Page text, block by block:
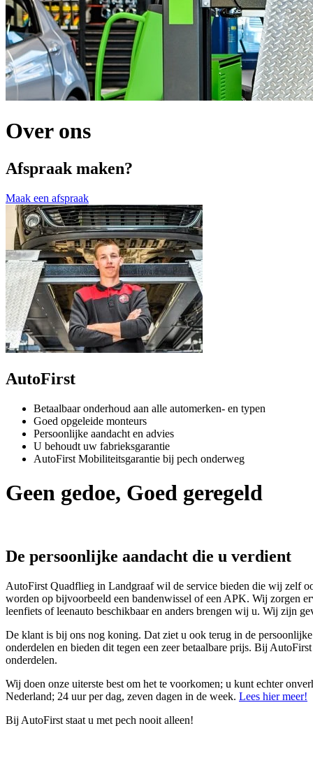
Over ons
Afspraak maken?
Maak een afspraak
AutoFirst
Betaalbaar onderhoud aan alle automerken- en typen
Goed opgeleide monteurs
Persoonlijke aandacht en advies
U behoudt uw fabrieksgarantie
AutoFirst Mobiliteitsgarantie bij pech onderweg
Geen gedoe, Goed geregeld
De persoonlijke aandacht die u verdient
AutoFirst Quadflieg in Landgraaf wil de service bieden die wij zelf
worden op bijvoorbeeld een bandenwissel of een APK. Wij zorgen
leenfiets of leenauto beschikbaar en anders brengen wij u. Wij zijn
De klant is bij ons nog koning. Dat ziet u ook terug in de
onderdelen en bieden dit tegen een zeer betaalbare prijs. Bij
onderdelen.
Wij doen onze uiterste best om het te voorkomen; u kunt echter
Nederland; 24 uur per dag, zeven dagen in de week. Lees hier meer!
Bij AutoFirst staat u met pech nooit alleen!